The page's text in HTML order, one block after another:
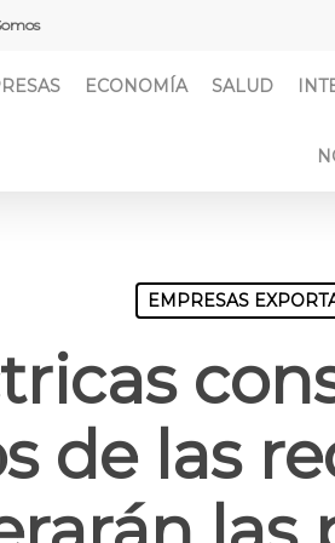
ECONOMÍA SALUD
EMPRESAS
de las